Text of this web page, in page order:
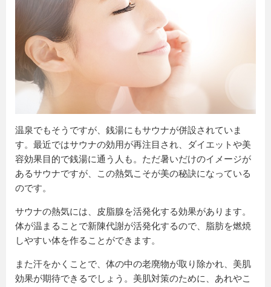
温泉でもそうですが、銭湯にもサウナが併設されていま
す。最近ではサウナの効用が再注目され、ダイエットや美
容効果目的で銭湯に通う人も。ただ暑いだけのイメージが
あるサウナですが、この熱気こそが美の秘訣になっている
のです。
サウナの熱気には、皮脂腺を活発化する効果があります。
体が温まることで新陳代謝が活発化するので、脂肪を燃焼
しやすい体を作ることができます。
また汗をかくことで、体の中の老廃物が取り除かれ、美肌
効果が期待できるでしょう。美肌対策のために、あれやこ